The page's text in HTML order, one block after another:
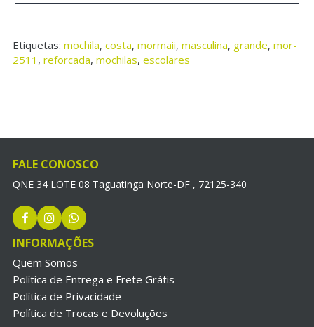
Etiquetas: mochila, costa, mormaii, masculina, grande, mor-
2511 , reforcada, mochilas, escolares
FALE CONOSCO
QNE 34 LOTE 08 Taguatinga Norte-DF , 72125-340
INFORMAÇÕES
Quem Somos
Política de Entrega e Frete Grátis
Política de Privacidade
Política de Trocas e Devoluções